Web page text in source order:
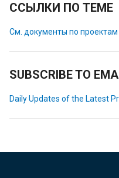
ССЫЛКИ ПО ТЕМЕ
См. документы по проектам
SUBSCRIBE TO
Daily Updates of the Latest